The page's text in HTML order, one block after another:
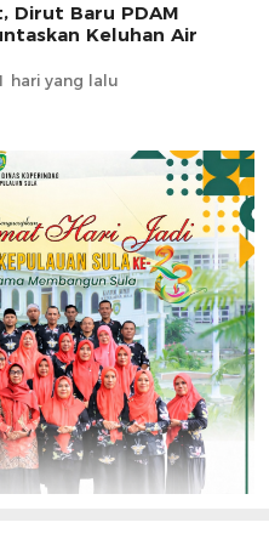
Dirut Baru PDAM
Keluhan Air
hari yang lalu